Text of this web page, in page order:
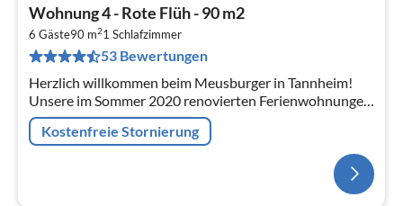
Wohnung 4 - Rote Flüh - 90 m2
6 Gäste90 m21 Schlafzimmer
53 Bewertungen
Herzlich willkommen beim Meusburger in Tannheim!
Unsere im Sommer 2020 renovierten Ferienwohnungen,
mit Zirbenbetten und Ausblick auf die schönsten Berge
des Tan...
Kostenfreie Stornierung